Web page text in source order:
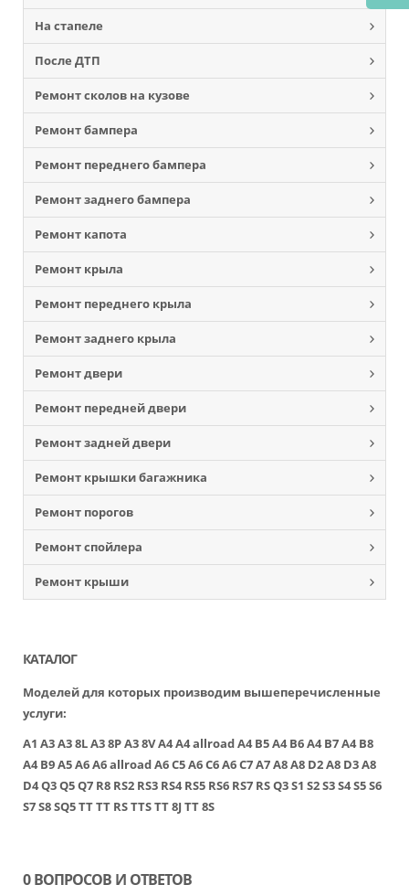
На стапеле
После ДТП
Ремонт сколов на кузове
Ремонт бампера
Ремонт переднего бампера
Ремонт заднего бампера
Ремонт капота
Ремонт крыла
Ремонт переднего крыла
Ремонт заднего крыла
Ремонт двери
Ремонт передней двери
Ремонт задней двери
Ремонт крышки багажника
Ремонт порогов
Ремонт спойлера
Ремонт крыши
КАТАЛОГ
Моделей для которых производим вышеперечисленные
услуги:
A1 A3A3 8LA3 8PA3 8VA4A4 allroadA4 B5A4 B6A4 B7A4 B8
A4 B9A5A6A6 allroadA6 C5A6 C6A6 C7A7A8A8 D2A8 D3A8
D4Q3Q5Q7 R8 RS2 RS3 RS4 RS5 RS6 RS7 RS Q3S1 S2S3S4S5S6
S7S8SQ5TTTT RSTTSTT 8J TT 8S
0 ВОПРОСОВ И ОТВЕТОВ